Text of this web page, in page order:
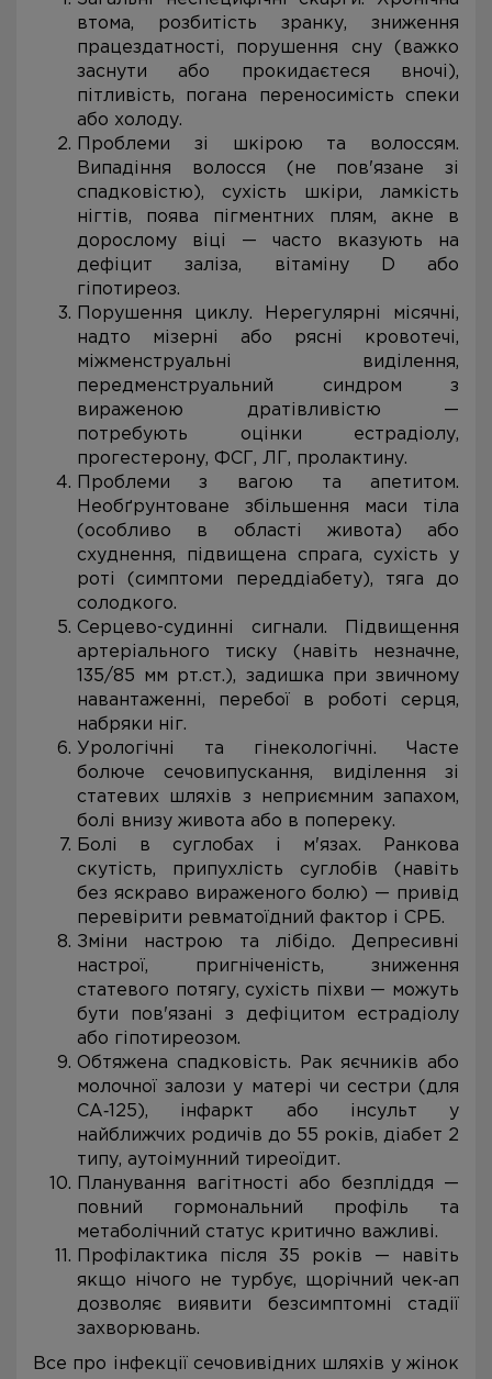
втома, розбитість зранку, зниження
працездатності, порушення сну (важко
заснути або прокидаєтеся вночі),
пітливість, погана переносимість спеки
або холоду.
Проблеми зі шкірою та волоссям.
Випадіння волосся (не пов'язане зі
спадковістю), сухість шкіри, ламкість
нігтів, поява пігментних плям, акне в
дорослому віці — часто вказують на
дефіцит заліза, вітаміну D або
гіпотиреоз.
Порушення циклу. Нерегулярні місячні,
надто мізерні або рясні кровотечі,
міжменструальні виділення,
передменструальний синдром з
вираженою дратівливістю —
потребують оцінки естрадіолу,
прогестерону, ФСГ, ЛГ, пролактину.
Проблеми з вагою та апетитом.
Необґрунтоване збільшення маси тіла
(особливо в області живота) або
схуднення, підвищена спрага, сухість у
роті (симптоми переддіабету), тяга до
солодкого.
Серцево-судинні сигнали. Підвищення
артеріального тиску (навіть незначне,
135/85 мм рт.ст.), задишка при звичному
навантаженні, перебої в роботі серця,
набряки ніг.
Урологічні та гінекологічні. Часте
болюче сечовипускання, виділення зі
статевих шляхів з неприємним запахом,
болі внизу живота або в попереку.
Болі в суглобах і м'язах. Ранкова
скутість, припухлість суглобів (навіть
без яскраво вираженого болю) — привід
перевірити ревматоїдний фактор і СРБ.
Зміни настрою та лібідо. Депресивні
настрої, пригніченість, зниження
статевого потягу, сухість піхви — можуть
бути пов'язані з дефіцитом естрадіолу
або гіпотиреозом.
Обтяжена спадковість. Рак яєчників або
молочної залози у матері чи сестри (для
СА‑125), інфаркт або інсульт у
найближчих родичів до 55 років, діабет 2
типу, аутоімунний тиреоїдит.
Планування вагітності або безпліддя —
повний гормональний профіль та
метаболічний статус критично важливі.
Профілактика після 35 років — навіть
якщо нічого не турбує, щорічний чек‑ап
дозволяє виявити безсимптомні стадії
захворювань.
Все про інфекції сечовивідних шляхів у жінок